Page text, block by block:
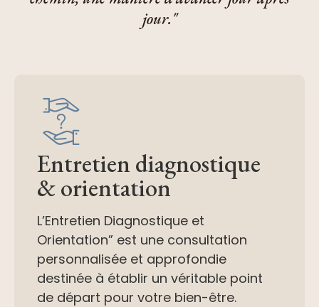
jour."
Entretien diagnostique
& orientation
L’Entretien Diagnostique et
Orientation” est une consultation
personnalisée et approfondie
destinée à établir un véritable point
de départ pour votre bien-être.